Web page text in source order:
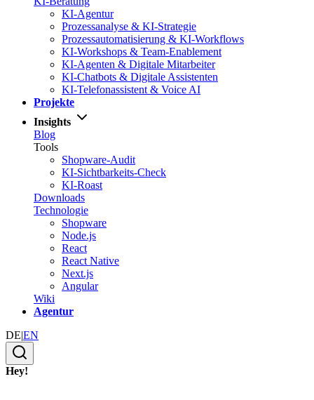
KI-Agentur
Prozessanalyse & KI-Strategie
Prozessautomatisierung & KI-Workflows
KI-Workshops & Team-Enablement
KI-Agenten & Digitale Mitarbeiter
KI-Chatbots & Digitale Assistenten
KI-Telefonassistent & Voice AI
Projekte
Insights
Blog
Tools
Shopware-Audit
KI-Sichtbarkeits-Check
KI-Roast
Downloads
Technologie
Shopware
Node.js
React
React Native
Next.js
Angular
Wiki
Agentur
DE|EN
Hey!